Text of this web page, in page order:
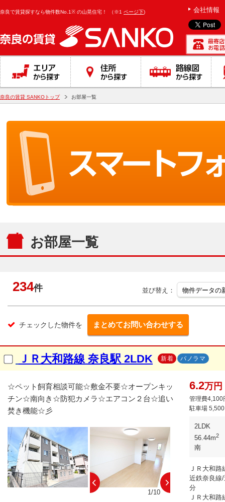
奈良で賃貸探すなら物件数No.1※ の山晃住宅！ （※1 ページ下) 会社情報
奈良の賃貸 SANKOトップ お部屋一覧
お部屋一覧
234件 並び替え：
チェックした物件を まとめてお問い合わせする
ＪＲ大和路線 奈良駅 2LDK 新着 パノラマ
☆ペット飼育相談可能☆敷金不要☆オープンキッ
チン☆南向き☆防犯カメラ☆エアコン２台☆追い
焚き機能☆彡
1/10
6.2万円
管理費4,100
駐車場
2LDK
56.44m2
南
ＪＲ大和
近鉄奈良線
分
ＪＲ大和